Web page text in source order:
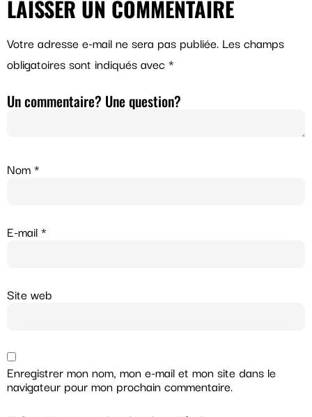
LAISSER UN COMMENTAIRE
Votre adresse e-mail ne sera pas publiée. Les champs
obligatoires sont indiqués avec*
Un commentaire? Une question?
Nom*
E-mail*
Site web
Enregistrer mon nom, mon e-mail et mon site dans le
navigateur pour mon prochain commentaire.